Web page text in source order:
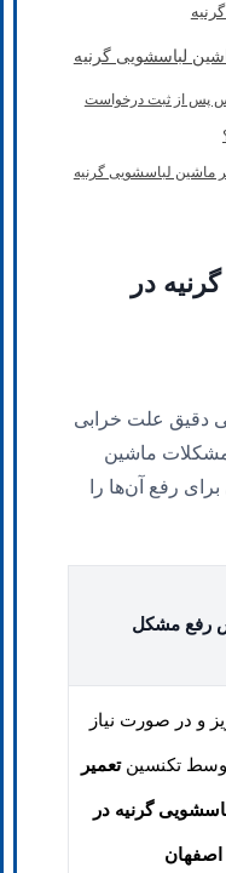
لباسشویی گرنیه
پس از ثبت درخواست
ماشین لباسشویی گرنیه
در
دقیق علت خرابی
ماشین
رفع آن‌ها را
رفع مشکل
و در صورت نیاز
توسط تکنسینتعمیر
گرنیه در
اصفهان